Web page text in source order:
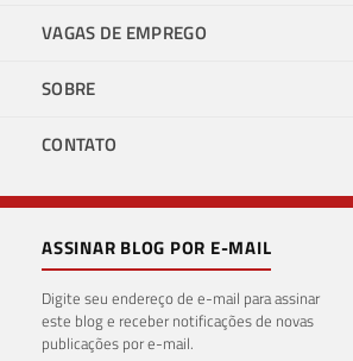
VAGAS DE EMPREGO
SOBRE
CONTATO
ASSINAR BLOG POR E-MAIL
Digite seu endereço de e-mail para assinar
este blog e receber notificações de novas
publicações por e-mail.